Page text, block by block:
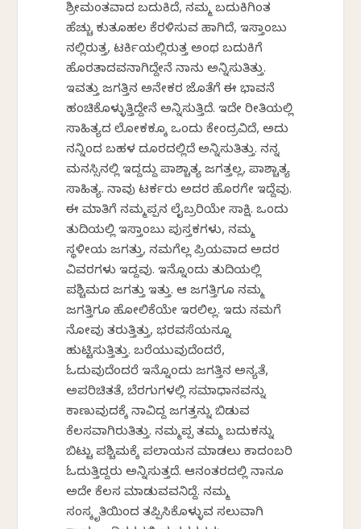
ಶ್ರೀಮಂತವಾದ ಬದುಕಿದೆ, ನಮ್ಮ ಬದುಕಿಗಿಂತ
ಹೆಚ್ಚು ಕುತೂಹಲ ಕೆರಳಿಸುವ ಹಾಗಿದೆ, ಇಸ್ತಾಂಬುಲ್
ನಲ್ಲಿರುತ್ತ, ಟರ್ಕಿಯಲ್ಲಿರುತ್ತ ಅಂಥ ಬದುಕಿಗೆ
ಹೊರತಾದವನಾಗಿದ್ದೇನೆ ನಾನು ಅನ್ನಿಸುತಿತ್ತು.
ಇವತ್ತು ಜಗತ್ತಿನ ಅನೇಕರ ಜೊತೆಗೆ ಈ ಭಾವನೆ
ಹಂಚಿಕೊಳ್ಳುತ್ತಿದ್ದೇನೆ ಅನ್ನಿಸುತ್ತಿದೆ. ಇದೇ ರೀತಿಯಲ್ಲಿ
ಸಾಹಿತ್ಯದ ಲೋಕಕ್ಕೂ ಒಂದು ಕೇಂದ್ರವಿದೆ, ಅದು
ನನ್ನಿಂದ ಬಹಳ ದೂರದಲ್ಲಿದೆ ಅನ್ನಿಸುತಿತ್ತು. ನನ್ನ
ಮನಸ್ಸಿನಲ್ಲಿ ಇದ್ದದ್ದು ಪಾಶ್ಚಾತ್ಯ ಜಗತ್ತಲ್ಲ, ಪಾಶ್ಚಾತ್ಯ
ಸಾಹಿತ್ಯ. ನಾವು ಟರ್ಕರು ಅದರ ಹೊರಗೇ ಇದ್ದೆವು.
ಈ ಮಾತಿಗೆ ನಮ್ಮಪ್ಪನ ಲೈಬ್ರರಿಯೇ ಸಾಕ್ಷಿ. ಒಂದು
ತುದಿಯಲ್ಲಿ ಇಸ್ತಾಂಬುಲ್ ಪುಸ್ತಕಗಳು, ನಮ್ಮ
ಸ್ಥಳೀಯ ಜಗತ್ತು, ನಮಗೆಲ್ಲ ಪ್ರಿಯವಾದ ಅದರ
ವಿವರಗಳು ಇದ್ದವು. ಇನ್ನೊಂದು ತುದಿಯಲ್ಲಿ
ಪಶ್ಚಿಮದ ಜಗತ್ತು ಇತ್ತು. ಆ ಜಗತ್ತಿಗೂ ನಮ್ಮ
ಜಗತ್ತಿಗೂ ಹೋಲಿಕೆಯೇ ಇರಲಿಲ್ಲ. ಇದು ನಮಗೆ
ನೋವು ತರುತ್ತಿತ್ತು, ಭರವಸೆಯನ್ನೂ
ಹುಟ್ಟಿಸುತ್ತಿತ್ತು. ಬರೆಯುವುದೆಂದರೆ,
ಓದುವುದೆಂದರೆ ಇನ್ನೊಂದು ಜಗತ್ತಿನ ಅನ್ಯತೆ,
ಅಪರಿಚಿತತೆ, ಬೆರಗುಗಳಲ್ಲಿ ಸಮಾಧಾನವನ್ನು
ಕಾಣುವುದಕ್ಕೆ ನಾವಿದ್ದ ಜಗತ್ತನ್ನು ಬಿಡುವ
ಕೆಲಸವಾಗಿರುತಿತ್ತು. ನಮ್ಮಪ್ಪ ತಮ್ಮ ಬದುಕನ್ನು
ಬಿಟ್ಟು ಪಶ್ಚಿಮಕ್ಕೆ ಪಲಾಯನ ಮಾಡಲು ಕಾದಂಬರಿ
ಓದುತ್ತಿದ್ದರು ಅನ್ನಿಸುತ್ತದೆ. ಆನಂತರದಲ್ಲಿ ನಾನೂ
ಅದೇ ಕೆಲಸ ಮಾಡುವವನಿದ್ದೆ. ನಮ್ಮ
ಸಂಸ್ಕೃತಿಯಿಂದ ತಪ್ಪಿಸಿಕೊಳ್ಳುವ ಸಲುವಾಗಿ